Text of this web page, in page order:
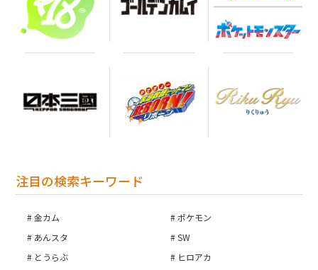
注目の検索キーワード
金カム
ポケモン
あんスタ
SW
とうらぶ
ヒロアカ